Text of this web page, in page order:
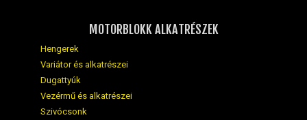
MOTORBLOKK ALKATRÉSZEK
Hengerek
Variátor és alkatrészei
Dugattyúk
Vezérmű és alkatrészei
Szivócsonk